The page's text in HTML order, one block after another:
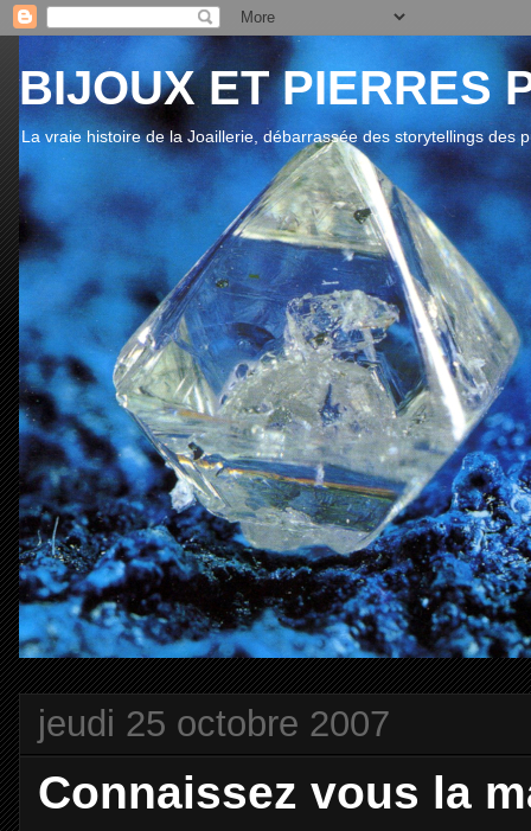
BIJOUX ET PIERRES
La vraie histoire de la Joaillerie, débarrassée des storytellings des
jeudi 25 octobre 2007
Connaissez vous la